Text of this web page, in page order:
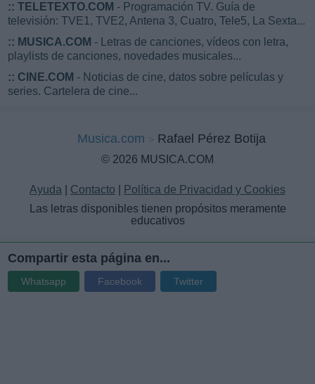
:: TELETEXTO.COM - Programación TV. Guía de
televisión: TVE1, TVE2, Antena 3, Cuatro, Tele5, La Sexta...
:: MUSICA.COM - Letras de canciones, vídeos con letra,
playlists de canciones, novedades musicales...
:: CINE.COM - Noticias de cine, datos sobre películas y
series. Cartelera de cine...
Musica.com Rafael Pérez Botija
© 2026 MUSICA.COM
Ayuda Contacto
Política de Privacidad y Cookies
Las letras disponibles tienen propósitos meramente
educativos
Compartir esta página en...
Whatsapp Facebook Twitter